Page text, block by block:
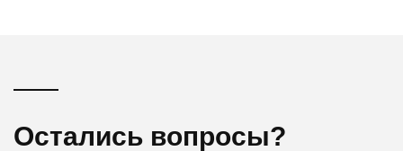
Остались вопросы?